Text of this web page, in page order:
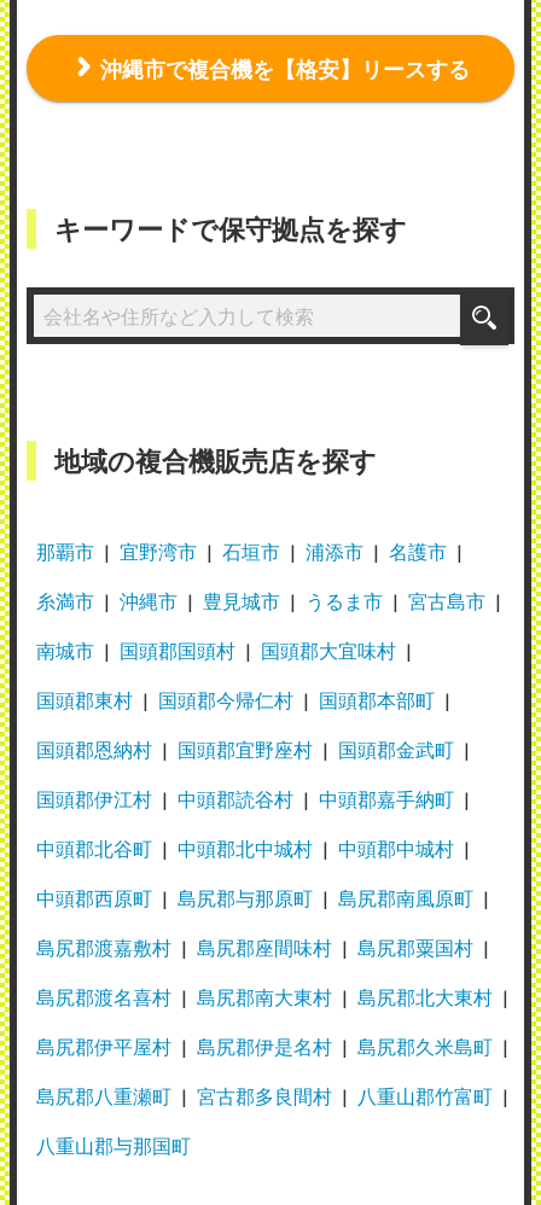
沖縄市で複合機を【格安】リースする
キーワードで保守拠点を探す
地域の複合機販売店を探す
那覇市 宜野湾市 石垣市 浦添市 名護市
糸満市 沖縄市 豊見城市 うるま市 宮古島市
南城市 国頭郡国頭村 国頭郡大宜味村
国頭郡東村 国頭郡今帰仁村 国頭郡本部町
国頭郡恩納村 国頭郡宜野座村 国頭郡金武町
国頭郡伊江村 中頭郡読谷村 中頭郡嘉手納町
中頭郡北谷町 中頭郡北中城村 中頭郡中城村
中頭郡西原町 島尻郡与那原町 島尻郡南風原町
島尻郡渡嘉敷村 島尻郡座間味村 島尻郡粟国村
島尻郡渡名喜村 島尻郡南大東村 島尻郡北大東村
島尻郡伊平屋村 島尻郡伊是名村 島尻郡久米島町
島尻郡八重瀬町 宮古郡多良間村 八重山郡竹富町
八重山郡与那国町